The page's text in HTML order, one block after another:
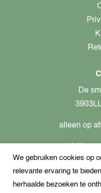
De
alleen op
Btw-
We gebruiken cookies op
relevante ervaring te
herhaalde bezoeken te